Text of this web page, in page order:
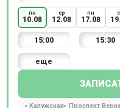
пн
10.08
ср
12.08
пн
17.08
15:00 15:30
еще
Калужская Проспект